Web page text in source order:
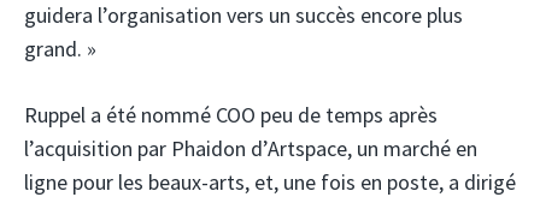
guidera l’organisation vers un succès encore plus
grand. »
Ruppel a été nommé COO peu de temps après
l’acquisition par Phaidon d’Artspace, un marché en
ligne pour les beaux-arts, et, une fois en poste, a dirigé